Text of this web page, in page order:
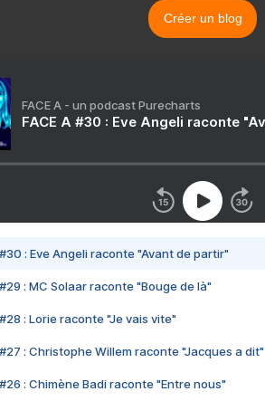
Créer un blog
FACE A - un podcast Purecharts
FACE A #30 : Eve Angeli raconte
#30 : Eve Angeli raconte "Avant de partir"
#29 : MC Solaar raconte "Bouge de là"
#28 : Lorie raconte "Je vais vite"
#27 : Christophe Willem raconte "Jacques a dit"
#26 : Chimène Badi raconte "Entre nous"